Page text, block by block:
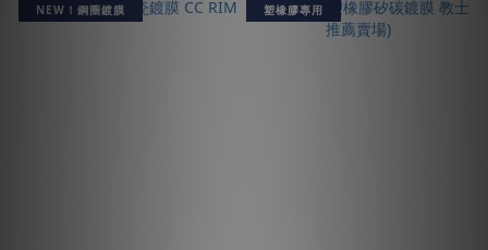
NEW！鋼圈鍍膜 塑橡膠專用